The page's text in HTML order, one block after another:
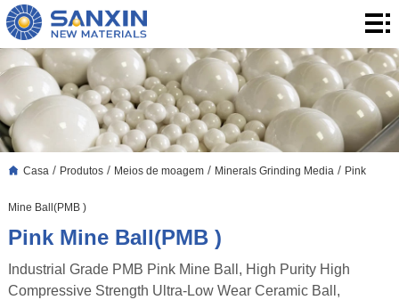
Casa
Produtos
Aplicação
Blogue
Casa / Produtos/ Meios de moagem/ Minerals Grinding Media / Pink
Mine Ball(PMB )
Pink Mine Ball(PMB )
Industrial Grade PMB Pink Mine Ball, High Purity High
Compressive Strength Ultra-Low Wear Ceramic Ball,